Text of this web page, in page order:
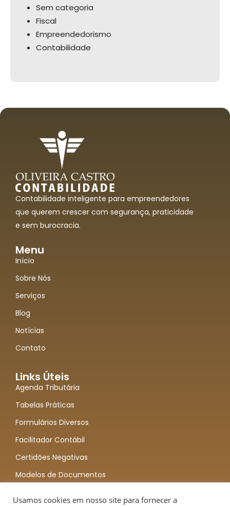
Sem categoria
Fiscal
Empreendedorismo
Contabilidade
Contabilidade inteligente para empreendedores
que querem crescer com segurança, praticidade
e sem burocracia.
Menu
Início
Sobre Nós
Serviços
Blog
Notícias
Contato
Links Úteis
Agenda Tributária
Tabelas Práticas
Formulários Diversos
Facilitador Contábil
Certidões Negativas
Modelos de Documentos
Usamos cookies em nosso site para fornecer a